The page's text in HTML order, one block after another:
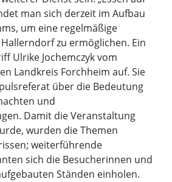
man sich derzeit im Aufbau
um eine regelmäßige
zu ermöglichen. Ein
Ulrike Jochemczyk vom
Landkreis Forchheim auf. Sie
über die Bedeutung
und
Damit die Veranstaltung
wurden die Themen
weiterführende
sich die Besucherinnen und
Ständen einholen.